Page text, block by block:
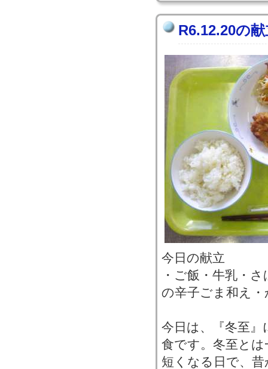
R6.12.20の
今日の献立
・ご飯・牛乳・
の辛子ごま和え
今日は、『冬至
食です。冬至と
短くなる日で、